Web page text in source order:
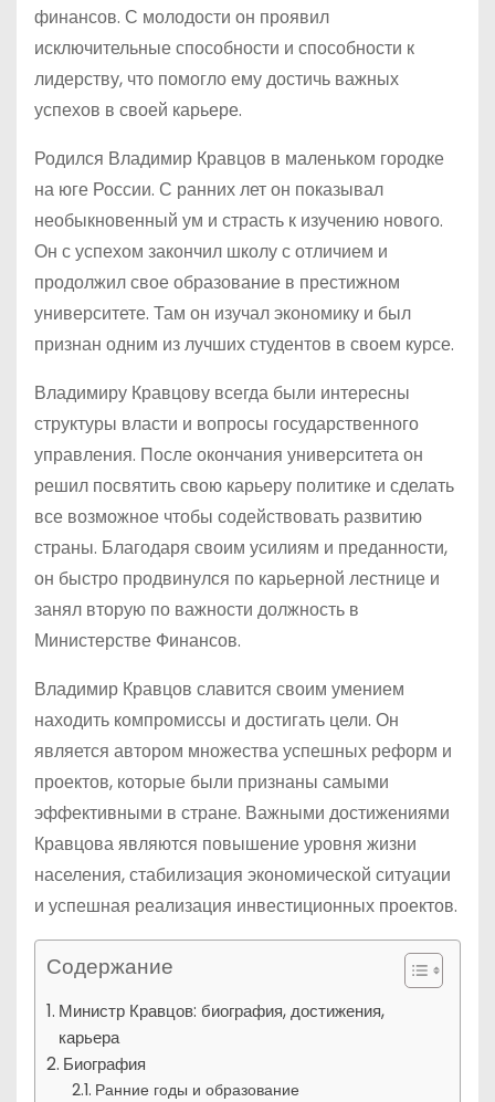
финансов. С молодости он проявил
исключительные способности и способности к
лидерству, что помогло ему достичь важных
успехов в своей карьере.
Родился Владимир Кравцов в маленьком городке
на юге России. С ранних лет он показывал
необыкновенный ум и страсть к изучению нового.
Он с успехом закончил школу с отличием и
продолжил свое образование в престижном
университете. Там он изучал экономику и был
признан одним из лучших студентов в своем курсе.
Владимиру Кравцову всегда были интересны
структуры власти и вопросы государственного
управления. После окончания университета он
решил посвятить свою карьеру политике и сделать
все возможное чтобы содействовать развитию
страны. Благодаря своим усилиям и преданности,
он быстро продвинулся по карьерной лестнице и
занял вторую по важности должность в
Министерстве Финансов.
Владимир Кравцов славится своим умением
находить компромиссы и достигать цели. Он
является автором множества успешных реформ и
проектов, которые были признаны самыми
эффективными в стране. Важными достижениями
Кравцова являются повышение уровня жизни
населения, стабилизация экономической ситуации
и успешная реализация инвестиционных проектов.
Содержание
Министр Кравцов: биография, достижения,
карьера
Биография
Ранние годы и образование